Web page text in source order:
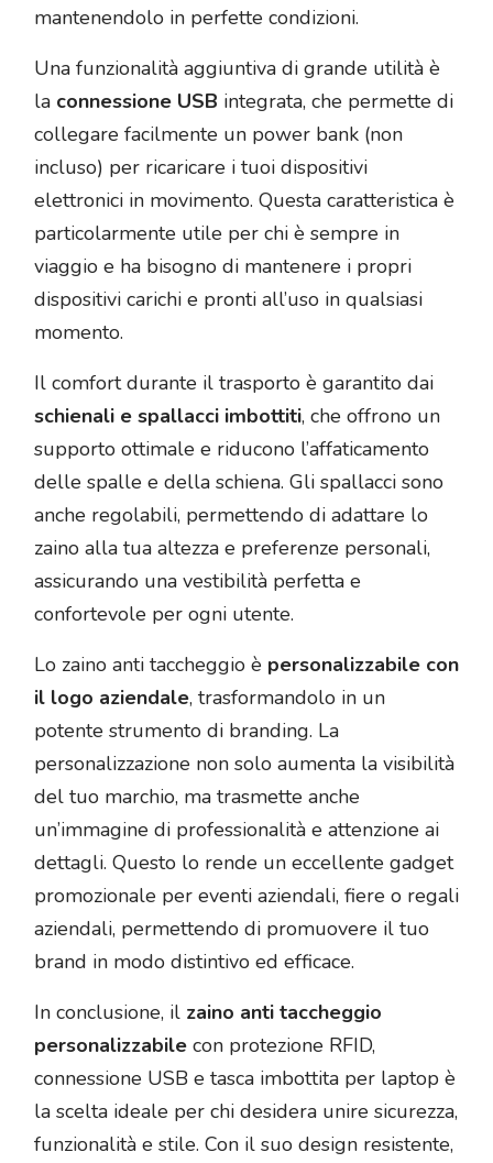
mantenendolo in perfette condizioni.
Una funzionalità aggiuntiva di grande utilità è
la connessione USB integrata, che permette di
collegare facilmente un power bank (non
incluso) per ricaricare i tuoi dispositivi
elettronici in movimento. Questa caratteristica è
particolarmente utile per chi è sempre in
viaggio e ha bisogno di mantenere i propri
dispositivi carichi e pronti all’uso in qualsiasi
momento.
Il comfort durante il trasporto è garantito dai
schienali e spallacci imbottiti, che offrono un
supporto ottimale e riducono l’affaticamento
delle spalle e della schiena. Gli spallacci sono
anche regolabili, permettendo di adattare lo
zaino alla tua altezza e preferenze personali,
assicurando una vestibilità perfetta e
confortevole per ogni utente.
Lo zaino anti taccheggio è personalizzabile con
il logo aziendale, trasformandolo in un
potente strumento di branding. La
personalizzazione non solo aumenta la visibilità
del tuo marchio, ma trasmette anche
un’immagine di professionalità e attenzione ai
dettagli. Questo lo rende un eccellente gadget
promozionale per eventi aziendali, fiere o regali
aziendali, permettendo di promuovere il tuo
brand in modo distintivo ed efficace.
In conclusione, il zaino anti taccheggio
personalizzabile con protezione RFID,
connessione USB e tasca imbottita per laptop è
la scelta ideale per chi desidera unire sicurezza,
funzionalità e stile. Con il suo design resistente,